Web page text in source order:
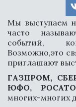
Мы выступаем
часто
событий,
Возможно,это
приглашают
ГАЗПРОМ,
ЮФО,
многих-многих